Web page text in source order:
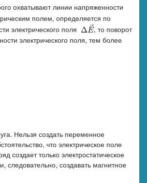
охватывают линии напряженности
полем, определяется по
электрического поля ΔE⃗
ΔE→, то поворот
электрического поля, тем более
Нельзя создать переменное
что электрическое поле
создает только электростатическое
следовательно, создавать магнитное